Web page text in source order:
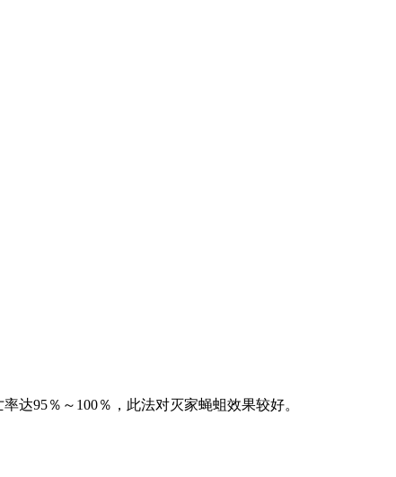
95％～100％，此法对灭家蝇蛆效果较好。